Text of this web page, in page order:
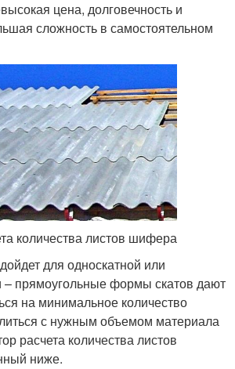
цена, долговечность и
сложность в самостоятельном
количества листов шифера
для односкатной или
– прямоугольные формы скатов дают
на минимальное количество
с нужным объемом материала
расчета количества листов
ниже.